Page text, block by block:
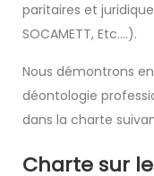
paritaires et
SOCAMETT, Etc….).
Nous démontrons
déontologie
dans la charte
Charte sur